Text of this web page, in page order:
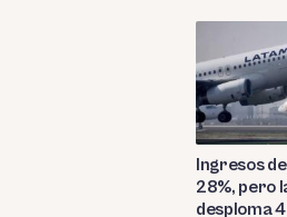
Ingresos
28%, pero
desploma